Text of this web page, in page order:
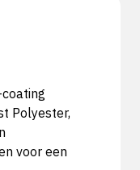
Polyester,
voor een